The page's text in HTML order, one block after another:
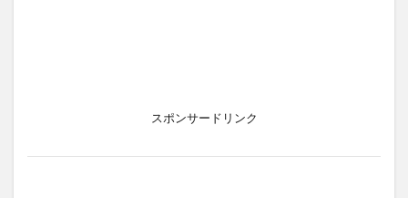
スポンサードリンク